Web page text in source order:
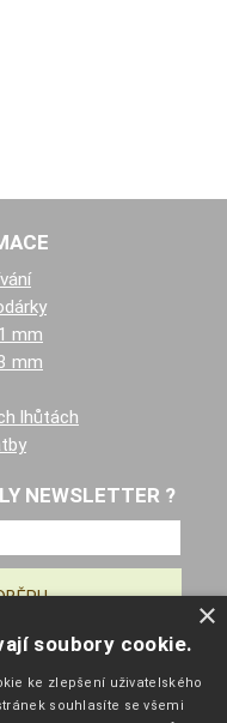
mm
mm
lhůtách
NEWSLETTER ?
×
soubory cookie.
ke zlepšení uživatelského
souhlasíte se všemi